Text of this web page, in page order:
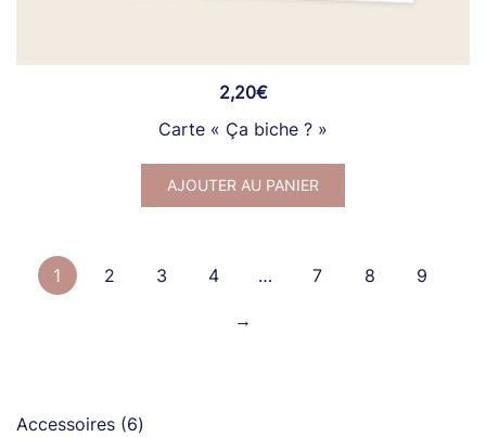
2,20€
Carte « Ça biche ? »
AJOUTER AU PANIER
1 2 3 4 … 7 8 9
→
Accessoires 66